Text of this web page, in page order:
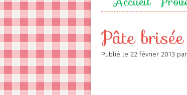
Pâte
Publié le 22 février 2013